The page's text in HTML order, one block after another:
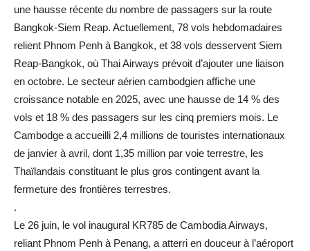
une hausse récente du nombre de passagers sur la route
Bangkok-Siem Reap. Actuellement, 78 vols hebdomadaires
relient Phnom Penh à Bangkok, et 38 vols desservent Siem
Reap-Bangkok, où Thai Airways prévoit d’ajouter une liaison
en octobre. Le secteur aérien cambodgien affiche une
croissance notable en 2025, avec une hausse de 14 % des
vols et 18 % des passagers sur les cinq premiers mois. Le
Cambodge a accueilli 2,4 millions de touristes internationaux
de janvier à avril, dont 1,35 million par voie terrestre, les
Thaïlandais constituant le plus gros contingent avant la
fermeture des frontières terrestres.
.
Le 26 juin, le vol inaugural KR785 de Cambodia Airways,
reliant Phnom Penh à Penang, a atterri en douceur à l’aéroport